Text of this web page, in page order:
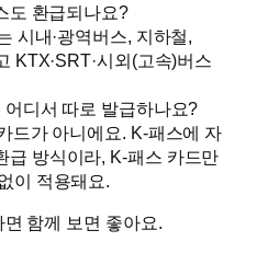
도 환급되나요?
시내·광역버스, 지하철,
KTX·SRT·시외(고속)버스
어디서 따로 발급하나요?
드가 아니에요. K-패스에 자
급 방식이라, K-패스 카드만
이 적용돼요.
함께 보면 좋아요.